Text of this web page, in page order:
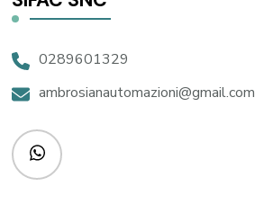
0289601329
ambrosianautomazioni@gmail.com